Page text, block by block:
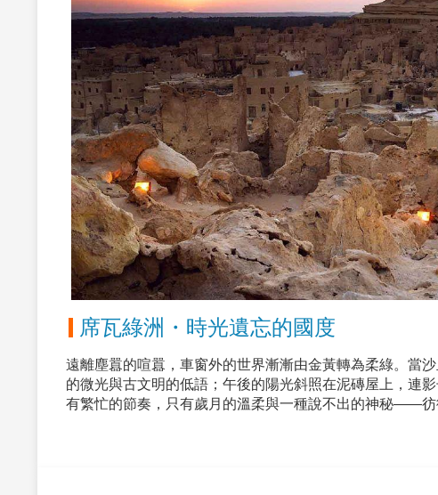
席瓦綠洲・時光遺忘的國度
遠離塵囂的喧囂，車窗外的世界漸漸由金黃轉為柔綠。當
的微光與古文明的低語；午後的陽光斜照在泥磚屋上，連
有繁忙的節奏，只有歲月的溫柔與一種說不出的神秘——彷